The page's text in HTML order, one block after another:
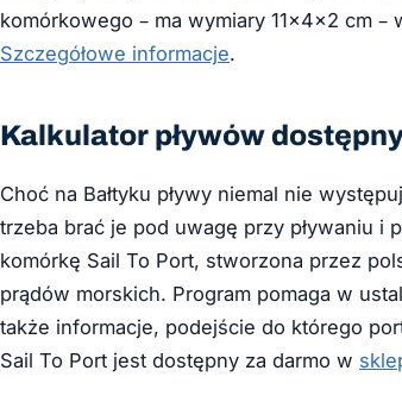
komórkowego – ma wymiary 11x4x2 cm –
Szczegółowe informacje.
Kalkulator pływów
Choć na Bałtyku pływy niemal nie
trzeba brać je pod uwagę przy pływaniu i
komórkę Sail To Port, stworzona przez
prądów morskich. Program pomaga w
także informacje, podejście do którego
Sail To Port jest dostępny za darmo w